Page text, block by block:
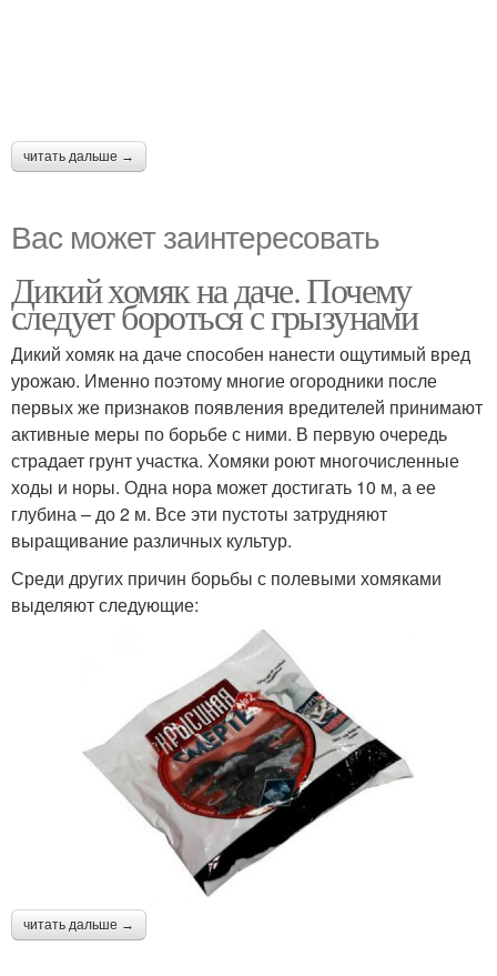
читать дальше →
Вас может заинтересовать
Дикий хомяк на даче. Почему
следует бороться с грызунами
Дикий хомяк на даче способен нанести ощутимый вред
урожаю. Именно поэтому многие огородники после
первых же признаков появления вредителей принимают
активные меры по борьбе с ними. В первую очередь
страдает грунт участка. Хомяки роют многочисленные
ходы и норы. Одна нора может достигать 10 м, а ее
глубина – до 2 м. Все эти пустоты затрудняют
выращивание различных культур.
Среди других причин борьбы с полевыми хомяками
выделяют следующие:
читать дальше →